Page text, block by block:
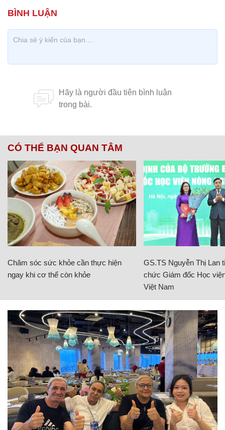
CÓ THỂ BẠN QUAN TÂM
Chăm sóc sức khỏe cần thực hiện
ngay khi cơ thể còn khỏe
GS.TS Nguyễn Thị Lan
chức Giám đốc Học
Việt Nam